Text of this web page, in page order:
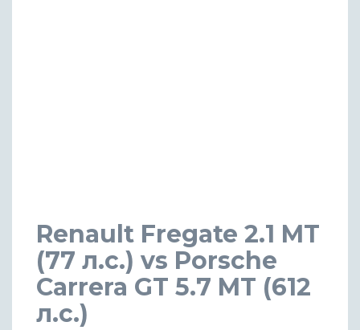
Renault Fregate 2.1 MT
(77 л.с.) vs Porsche
Carrera GT 5.7 MT (612
л.с.)